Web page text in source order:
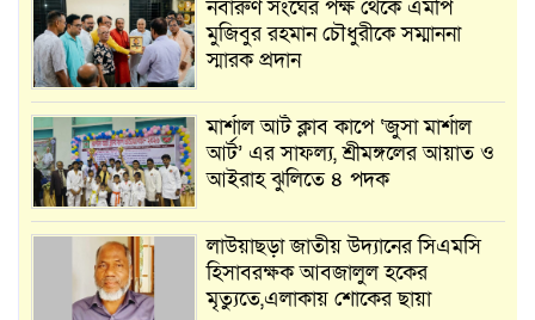
নবারুণ সংঘের পক্ষ থেকে এমপি
মুজিবুর রহমান চৌধুরীকে সম্মাননা
স্মারক প্রদান
মার্শাল আর্ট ক্লাব কাপে ‘জুসা মার্শাল
আর্ট’ এর সাফল্য, শ্রীমঙ্গলের আয়াত ও
আইরাহ ঝুলিতে ৪ পদক
লাউয়াছড়া জাতীয় উদ্যানের সিএমসি
হিসাবরক্ষক আবজালুল হকের
মৃত্যুতে,এলাকায় শোকের ছায়া